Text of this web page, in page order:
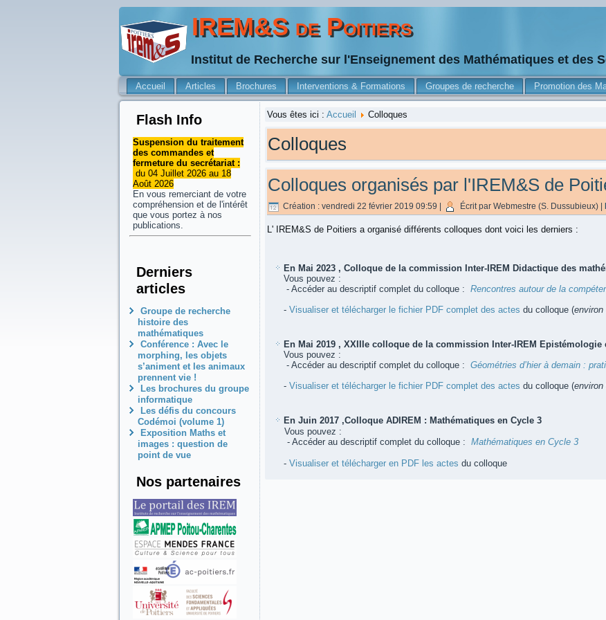
IREM&S de Poitiers
Institut de Recherche sur l'Enseignement des Mathématiques et des
Accueil Articles Brochures Interventions & Formations Groupes de recherche Promotion des
Flash Info
Suspension du traitement
des commandes et
fermeture du secrétariat :
du 04 Juillet 2026 au 18
Août 2026
En vous remerciant de votre
compréhension et de l'intérêt
que vous portez à nos
publications.
Derniers
articles
Groupe de recherche
histoire des
mathématiques
Conférence : Avec le
morphing, les objets
s’animent et les animaux
prennent vie !
Les brochures du groupe
informatique
Les défis du concours
Codémoi (volume 1)
Exposition Maths et
images : question de
point de vue
Nos partenaires
Vous êtes ici : Accueil Colloques
Colloques
Colloques organisés par l'IREM&S de
Création : vendredi 22 février 2019 09:59 Écrit par Webmestre (S. Dussubieux)
L' IREM&S de Poitiers a organisé différents colloques dont voici les derniers :
En Mai 2023 , Colloque de la commission Inter-IREM Didactique des
Vous pouvez :
- Accéder au descriptif complet du colloque : Rencontres autour de la
- Visualiser et télécharger le fichier PDF complet des actes du colloque (environ
En Mai 2019 , XXIIIe colloque de la commission Inter-IREM
Vous pouvez :
- Accéder au descriptif complet du colloque : Géométries d’hier à demain :
- Visualiser et télécharger le fichier PDF complet des actes du colloque (environ
En Juin 2017 ,Colloque ADIREM : Mathématiques en Cycle 3
Vous pouvez :
- Accéder au descriptif complet du colloque : Mathématiques en Cycle 3
- Visualiser et télécharger en PDF les actes du colloque